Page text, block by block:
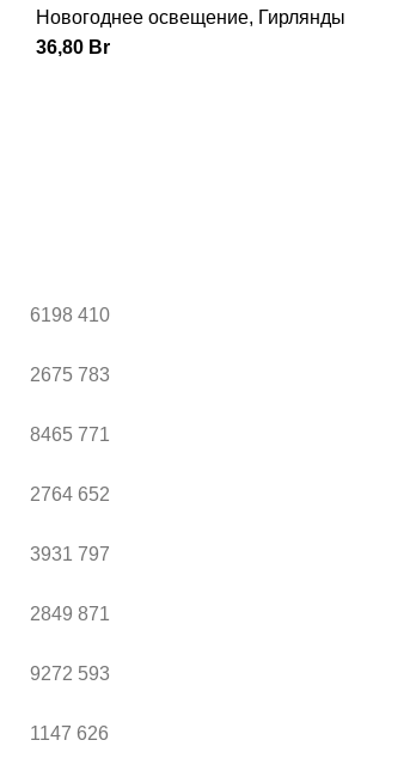
Новогоднее освещение, Гирлянды
36,80 Br
6198 410
2675 783
8465 771
2764 652
3931 797
2849 871
9272 593
1147 626